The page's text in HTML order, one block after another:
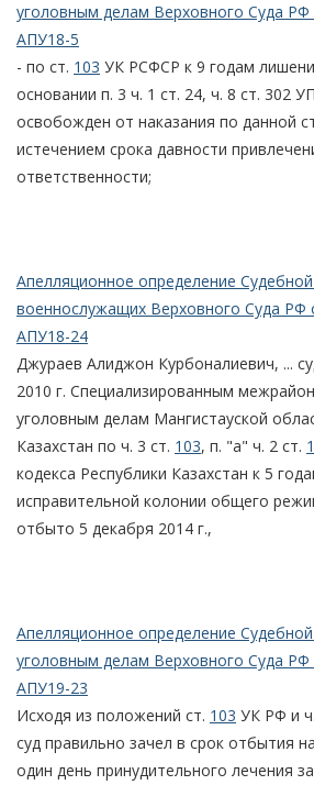
уголовным делам Верховного Суда РФ
АПУ18-5
- по ст. 103 УК РСФСР к 9 годам
основании п. 3 ч. 1 ст. 24, ч. 8 ст. 302
освобожден от наказания по данной
истечением срока давности
ответственности;
Апелляционное определение
военнослужащих Верховного Суда РФ
АПУ18-24
Джураев Алиджон Курбоналиевич, ...
2010 г. Специализированным
уголовным делам Мангистауской
Казахстан по ч. 3 ст. 103, п. "а" ч. 2 ст.
кодекса Республики Казахстан к 5
исправительной колонии общего
отбыто 5 декабря 2014 г.,
Апелляционное определение
уголовным делам Верховного Суда РФ
АПУ19-23
Исходя из положений ст. 103 УК РФ и
суд правильно зачел в срок отбытия
один день принудительного лечения